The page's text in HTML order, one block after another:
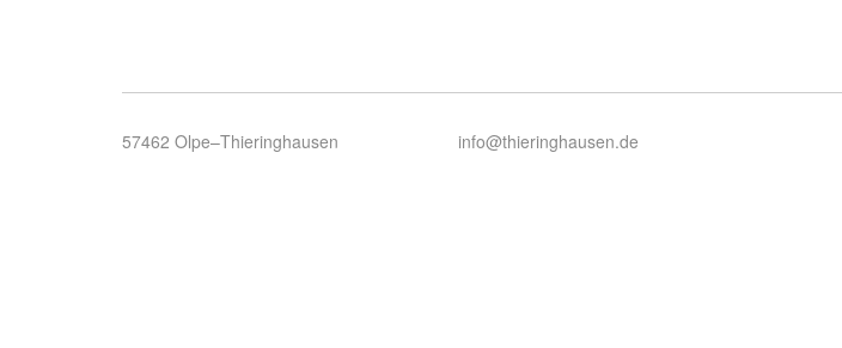
57462 Olpe–Thieringhausen info@thieringhausen.de